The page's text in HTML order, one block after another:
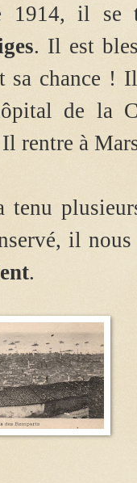
1914, il
. Il est
sa chance !
de la
rentre à
tenu
il
.